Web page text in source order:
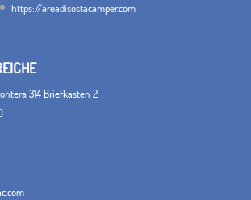
https://areadisostacamper.com
314 Briefkasten 2